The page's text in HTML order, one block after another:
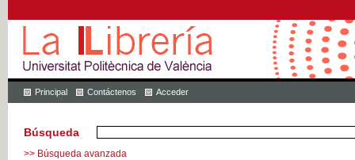
Principal Contáctenos Acceder
Búsqueda
>> Búsqueda avanzada